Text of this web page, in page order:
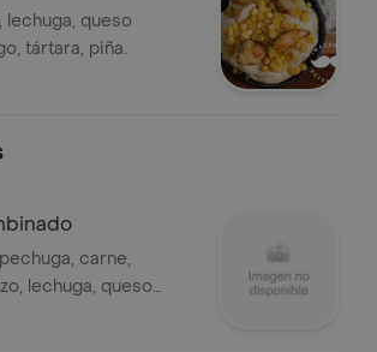
lechuga, queso
tártara, piña.
carne,
lechuga, queso
tártara.